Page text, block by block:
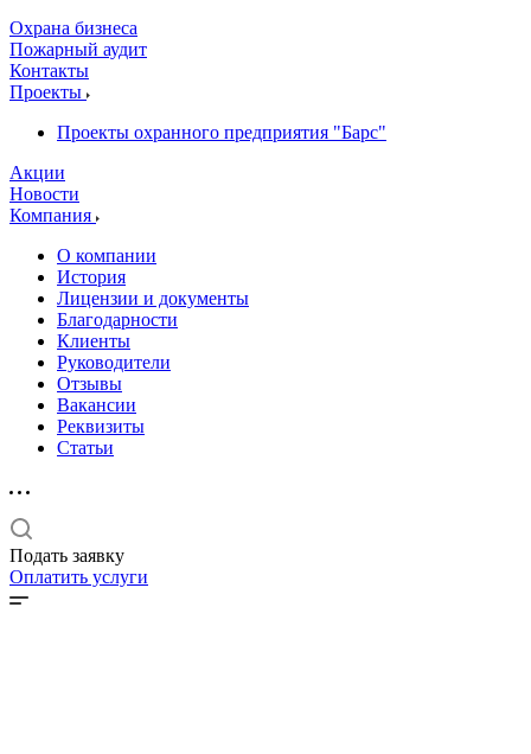
Охрана бизнеса
Пожарный аудит
Контакты
Проекты
Проекты охранного предприятия "Барс"
Акции
Новости
Компания
О компании
История
Лицензии и документы
Благодарности
Клиенты
Руководители
Отзывы
Вакансии
Реквизиты
Статьи
Подать заявку
Оплатить услуги